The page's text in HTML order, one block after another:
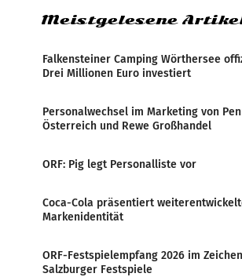
Meistgelesene
Falkensteiner Camping Wörthersee
Drei Millionen Euro investiert
Personalwechsel im Marketing von
Österreich und Rewe Großhandel
ORF: Pig legt Personalliste vor
Coca-Cola präsentiert
Markenidentität
ORF-Festspielempfang 2026 im
Salzburger Festspiele